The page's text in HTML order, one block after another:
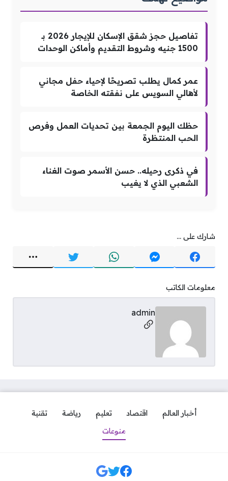
تفاصيل حجز شقق الإسكان للإيجار 2026 بـ
1500 جنيه وشروط التقديم وأماكن الوحدات
عمر كمال يطلب تصريحًا لإحياء حفل مجاني
لأهالي السويس على نفقته الخاصة
حظك اليوم الجمعة بين تحديات العمل وفرص
الحب المنتظرة
في ذكرى رحيله.. حسن الأسمر صوت الغناء
الشعبي الذي لا يغيب
شارك على ...
معلومات الكاتب
admin
مواقع التواصل
أخبار العالم اقتصاد تعليم رياضة
تقنية
منوعات
مواقع التواصل